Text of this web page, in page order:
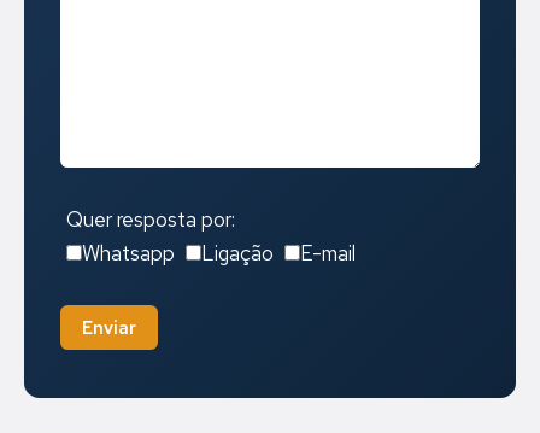
Quer resposta por:
Whatsapp
Ligação E-mail
Enviar